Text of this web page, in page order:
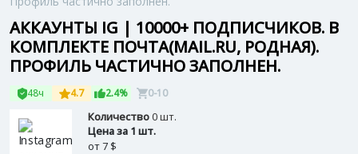
АККАУНТЫ IG | 10000+ ПОДПИСЧИКОВ. В
КОМПЛЕКТЕ ПОЧТА(MAIL.RU, РОДНАЯ).
ПРОФИЛЬ ЧАСТИЧНО ЗАПОЛНЕН.
48ч 4.7 2.4% 0-10
Количество0 шт.
Цена за 1 шт.
от7 $